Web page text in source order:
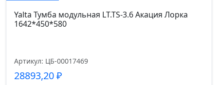
Yalta Тумба модульная LT.TS-3.6 Акация Лорка
1642*450*580
Артикул: ЦБ-00017469
28893,20₽